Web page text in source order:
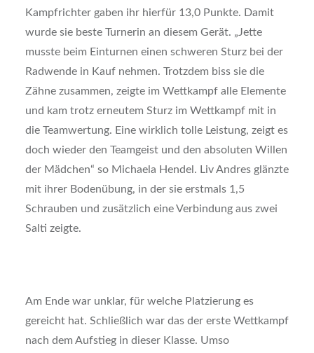
Kampfrichter gaben ihr hierfür 13,0 Punkte. Damit
wurde sie beste Turnerin an diesem Gerät. „Jette
musste beim Einturnen einen schweren Sturz bei der
Radwende in Kauf nehmen. Trotzdem biss sie die
Zähne zusammen, zeigte im Wettkampf alle Elemente
und kam trotz erneutem Sturz im Wettkampf mit in
die Teamwertung. Eine wirklich tolle Leistung, zeigt es
doch wieder den Teamgeist und den absoluten Willen
der Mädchen“ so Michaela Hendel. Liv Andres glänzte
mit ihrer Bodenübung, in der sie erstmals 1,5
Schrauben und zusätzlich eine Verbindung aus zwei
Salti zeigte.
Am Ende war unklar, für welche Platzierung es
gereicht hat. Schließlich war das der erste Wettkampf
nach dem Aufstieg in dieser Klasse. Umso